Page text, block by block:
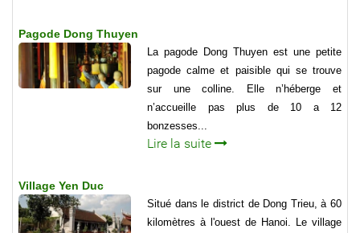
Pagode Dong Thuyen
La pagode Dong Thuyen est une petite
pagode calme et paisible qui se trouve
sur une colline. Elle n’héberge et
n’accueille pas plus de 10 a 12
bonzesses...
Lire la suite
Village Yen Duc
Situé dans le district de Dong Trieu, à 60
kilomètres à l'ouest de Hanoi. Le village